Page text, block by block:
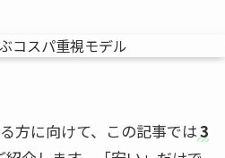
方に向けて、この記事では3